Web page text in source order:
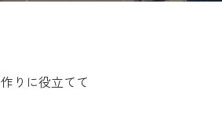
りに役立てて